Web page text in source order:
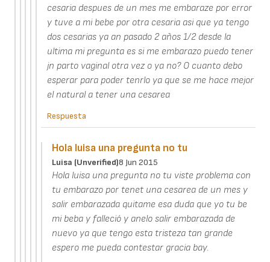
cesaria despues de un mes me embaraze por error
y tuve a mi bebe por otra cesaria asi que ya tengo
dos cesarias ya an pasado 2 años 1/2 desde la
ultima mi pregunta es si me embarazo puedo tener
jn parto vaginal otra vez o ya no? O cuanto debo
esperar para poder tenrlo ya que se me hace mejor
el natural a tener una cesarea
Respuesta
Hola luisa una pregunta no tu
Luisa (unverified)8 Jun 2015
Hola luisa una pregunta no tu viste problema con
tu embarazo por tenet una cesarea de un mes y
salir embarazada quitame esa duda que yo tu be
mi beba y falleció y anelo salir embarazada de
nuevo ya que tengo esta tristeza tan grande
espero me pueda contestar gracia bay.